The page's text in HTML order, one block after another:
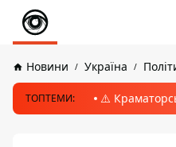
Новини Україна
ТОПТЕМИ: ⚠️